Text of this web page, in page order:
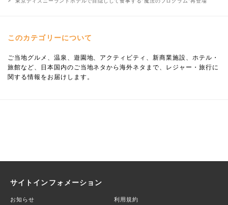
このカテゴリーについて
ご当地グルメ、温泉、遊園地、アクティビティ、新商業施設、ホテル・
旅館など、日本国内のご当地ネタから海外ネタまで、レジャー・旅行に
関する情報をお届けします。
サイトインフォメーション
お知らせ 利用規約